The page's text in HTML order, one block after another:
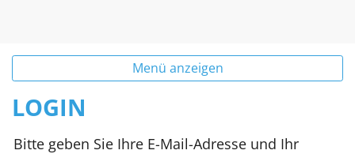
Menü anzeigen
LOGIN
Bitte geben Sie Ihre E-Mail-Adresse und Ihr